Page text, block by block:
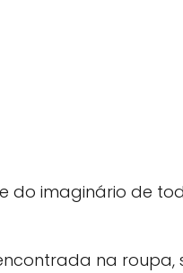
do imaginário de
na roupa,